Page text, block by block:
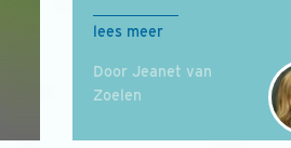
lees meer
Door Jeanet van
Zoelen